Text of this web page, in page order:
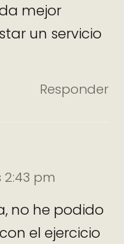
mejor
un servicio
Responder
2:43 pm
no he podido
el ejercicio